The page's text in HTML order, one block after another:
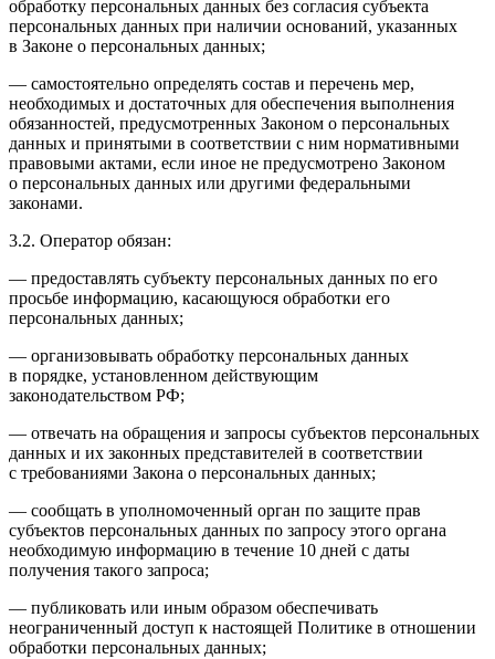
обработку персональных данных без согласия субъекта
персональных данных при наличии оснований, указанных
в Законе о персональных данных;
— самостоятельно определять состав и перечень мер,
необходимых и достаточных для обеспечения выполнения
обязанностей, предусмотренных Законом о персональных
данных и принятыми в соответствии с ним нормативными
правовыми актами, если иное не предусмотрено Законом
о персональных данных или другими федеральными
законами.
3.2. Оператор обязан:
— предоставлять субъекту персональных данных по его
просьбе информацию, касающуюся обработки его
персональных данных;
— организовывать обработку персональных данных
в порядке, установленном действующим
законодательством РФ;
— отвечать на обращения и запросы субъектов персональных
данных и их законных представителей в соответствии
с требованиями Закона о персональных данных;
— сообщать в уполномоченный орган по защите прав
субъектов персональных данных по запросу этого органа
необходимую информацию в течение 10 дней с даты
получения такого запроса;
— публиковать или иным образом обеспечивать
неограниченный доступ к настоящей Политике в отношении
обработки персональных данных;